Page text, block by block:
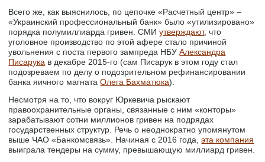
Всего же, как выяснилось, по цепочке «Расчетный центр» –
«Украинский профессиональный банк» было «утилизировано»
порядка полумиллиарда гривен. СМИутверждают, что
уголовное производство по этой афере стало причиной
увольнения с поста первого зампреда НБУАлександра
Писарука в декабре 2015-го (сам Писарук в этом году стал
подозреваем по делу о подозрительном рефинансировании
банка яичного магнатаОлега Бахматюка).
Несмотря на то, что вокруг Юркевича рыскают
правоохранительные органы, связанные с ним «конторы»
зарабатывают сотни миллионов гривен на подрядах
государственных структур. Речь о неоднократно упомянутом
выше ЧАО «Банкомсвязь». Начиная с 2016 года,эта компания
выиграла тендеры на сумму, превышающую миллиард гривен.